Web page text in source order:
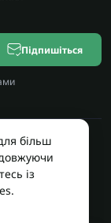
Підпишіться
більш
із